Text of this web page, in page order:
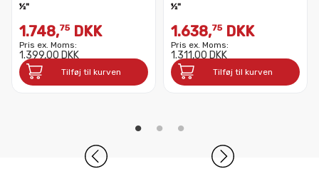
½"
1.748,75 DKK
Pris ex. Moms:
1.399,00 DKK
Tilføj til kurven
½"
1.638,75 DKK
Pris ex. Moms:
1.311,00 DKK
Tilføj til kurven